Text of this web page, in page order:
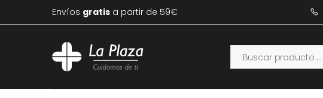
Envíos gratis a partir de 59€